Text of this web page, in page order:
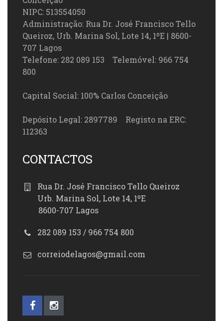
NIPC: 513554050
Administração: Rua Dr. José Francisco Tello
Queiroz, Urb. Marina Sol, Lote 14, 1ºE | 8600-
707 Lagos
Telefone: 282 089 153 Telemóvel: 966 754
800
Capital Social: 100% Carlos Conceição
Depósito Legal: 2897789 Registo na ERC:
112363
CONTACTOS
Rua Dr. José Francisco Tello Queiroz
Urb. Marina Sol, Lote 14, 1ºE
8600-707 Lagos
282 089 153 / 966 754 800
correiodelagos@gmail.com